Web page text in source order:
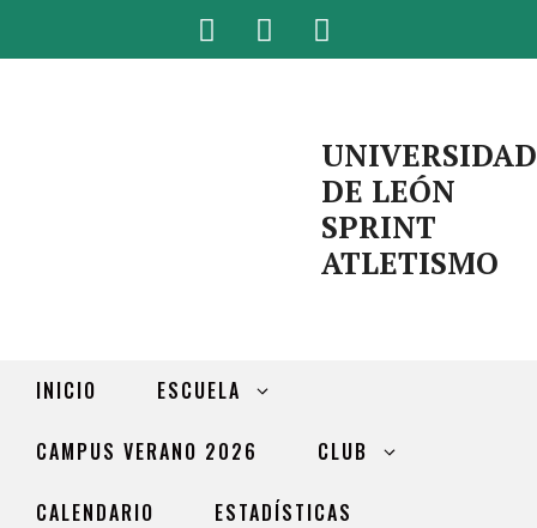
UNIVERSIDAD
DE LEÓN
SPRINT
ATLETISMO
INICIO ESCUELA
CAMPUS VERANO 2026 CLUB
CALENDARIO ESTADÍSTICAS